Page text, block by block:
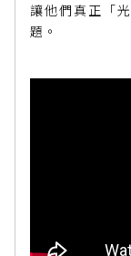
讓他們真正「
題。